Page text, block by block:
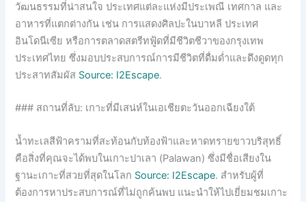
วัฒนธรรมที่น่าสนใจ ประเทศแต่ละแห่งมีประเพณี เทศกาล และ
อาหารที่แตกต่างกัน เช่น การแสดงศิลปะในบาหลี ประเทศ
อินโดนีเซีย หรือการตลาดสตรีทฟู้ดที่มีชีวิตชีวาของกรุงเทพ
ประเทศไทย ซึ่งมอบประสบการณ์การมีชีวิตที่ดื่มด่ำและดึงดูดทุก
ประสาทสัมผัส Source: I2Escape.
### สถานที่ลับ: เกาะที่มีเสน่ห์ในเอเชียตะวันออกเฉียงใต้
น้ำทะเลสีฟ้าครามที่สะท้อนกับท้องฟ้าและหาดทรายขาวบริสุทธิ์
คือสิ่งที่คุณจะได้พบในเกาะปาเลา (Palawan) ซึ่งมีชื่อเสียงใน
ฐานะเกาะที่สวยที่สุดในโลก Source: I2Escape. สำหรับผู้ที่
ต้องการหาประสบการณ์ที่ไม่ถูกค้นพบ แนะนำให้ไปเยี่ยมชมเกาะ